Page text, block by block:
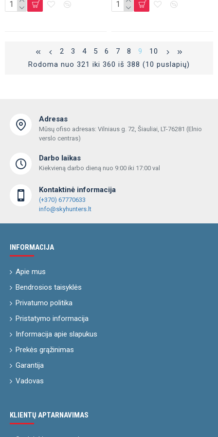
2 3 4 5 6 7 8 9
10
Rodoma nuo 321 iki 360 iš 388 (10 puslapių)
Adresas
Mūsų ofiso adresas: Vilniaus g. 72, Šiauliai, LT-76281 (Elnio
verslo centras)
Darbo laikas
Kiekvieną darbo dieną nuo 9:00 iki 17:00 val
Kontaktinė informacija
(+370) 67770633
info@skyhunters.lt
INFORMACIJA
Apie mus
Bendrosios taisyklės
Privatumo politika
Pristatymo informacija
Informacija apie slapukus
Prekės grąžinimas
Garantija
Vadovas
KLIENTŲ APTARNAVIMAS